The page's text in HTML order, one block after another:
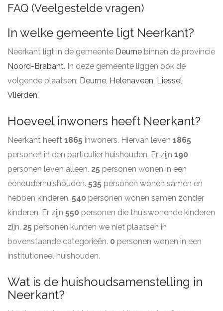
FAQ (Veelgestelde vragen)
In welke gemeente ligt Neerkant?
Neerkant ligt in de gemeente Deurne binnen de provincie
Noord-Brabant. In deze gemeente liggen ook de
volgende plaatsen: Deurne, Helenaveen, Liessel,
Vlierden.
Hoeveel inwoners heeft Neerkant?
Neerkant heeft 1865 inwoners. Hiervan leven 1865
personen in een particulier huishouden. Er zijn 190
personen leven alleen. 25 personen wonen in een
eenouderhuishouden. 535 personen wonen samen en
hebben kinderen. 540 personen wonen samen zonder
kinderen. Er zijn 550 personen die thuiswonende kinderen
zijn. 25 personen kunnen we niet plaatsen in
bovenstaande categorieën. 0 personen wonen in een
institutioneel huishouden.
Wat is de huishoudsamenstelling in
Neerkant?